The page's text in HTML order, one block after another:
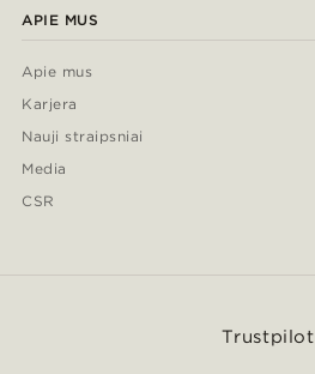
APIE MUS
Apie mus
Karjera
Nauji straipsniai
Media
CSR
Trustpilot